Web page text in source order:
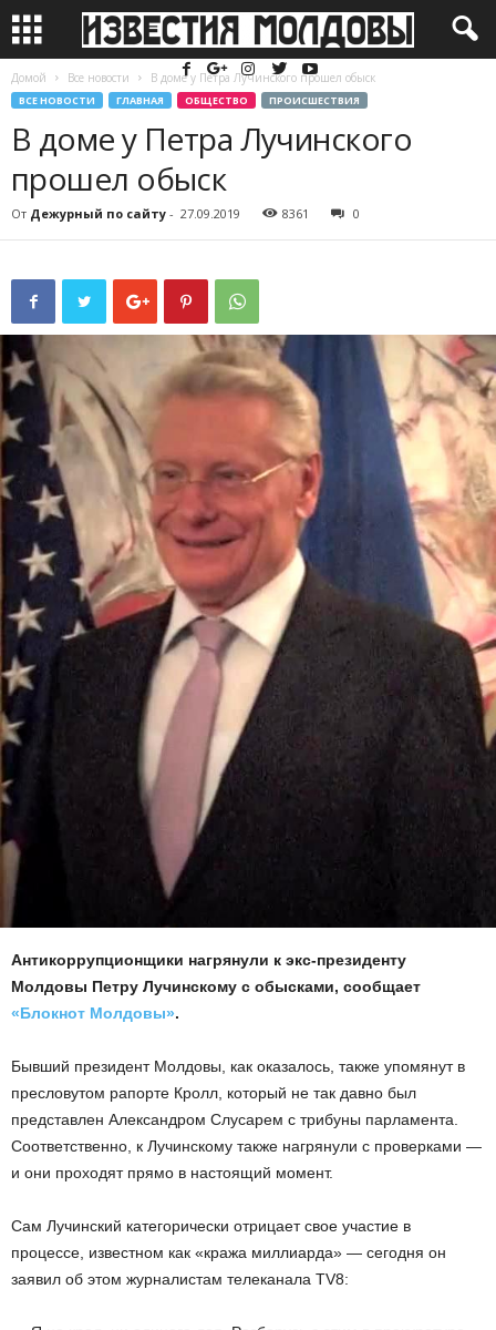
Домой Все новости В доме у Петра Лучинского прошел обыск
ВСЕ НОВОСТИ ГЛАВНАЯ ОБЩЕСТВО ПРОИСШЕСТВИЯ
В доме у Петра Лучинского
прошел обыск
От Дежурный по сайту - 27.09.2019 8361 0
Антикоррупционщики нагрянули к экс-президенту
Молдовы Петру Лучинскому с обысками, сообщает
«Блокнот Молдовы».
Бывший президент Молдовы, как оказалось, также упомянут в
пресловутом рапорте Кролл, который не так давно был
представлен Александром Слусарем с трибуны парламента.
Соответственно, к Лучинскому также нагрянули с проверками —
и они проходят прямо в настоящий момент.
Сам Лучинский категорически отрицает свое участие в
процессе, известном как «кража миллиарда» — сегодня он
заявил об этом журналистам телеканала TV8: